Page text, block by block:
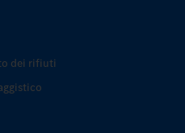
dei rifiuti